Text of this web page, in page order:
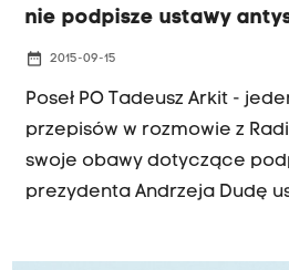
nie podpisze ustawy
date_range 2015-09-15
Poseł PO Tadeusz Arkit -
przepisów w rozmowie z
swoje obawy dotyczące
prezydenta Andrzeja Dudę